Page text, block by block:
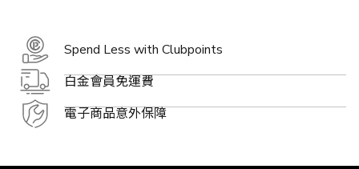
Spend Less with Clubpoints
白金會員免運費
電子商品意外保障